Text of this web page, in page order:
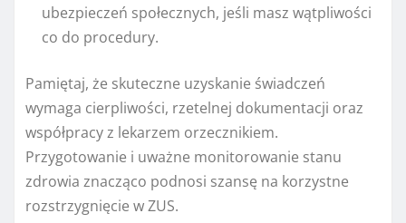
ubezpieczeń społecznych, jeśli masz wątpliwości
co do procedury.
Pamiętaj, że skuteczne uzyskanie świadczeń
wymaga cierpliwości, rzetelnej dokumentacji oraz
współpracy z lekarzem orzecznikiem.
Przygotowanie i uważne monitorowanie stanu
zdrowia znacząco podnosi szansę na korzystne
rozstrzygnięcie w ZUS.